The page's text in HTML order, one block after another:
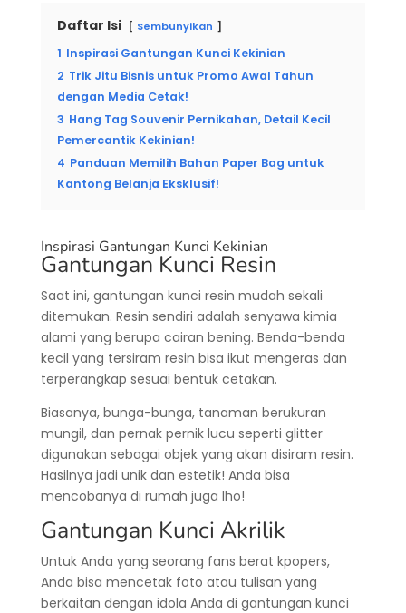
Daftar Isi Sembunyikan
1 Inspirasi Gantungan Kunci Kekinian
2 Trik Jitu Bisnis untuk Promo Awal Tahun
dengan Media Cetak!
3 Hang Tag Souvenir Pernikahan, Detail Kecil
Pemercantik Kekinian!
4 Panduan Memilih Bahan Paper Bag untuk
Kantong Belanja Eksklusif!
Inspirasi Gantungan Kunci Kekinian
Gantungan Kunci Resin
Saat ini, gantungan kunci resin mudah sekali
ditemukan. Resin sendiri adalah senyawa kimia
alami yang berupa cairan bening. Benda-benda
kecil yang tersiram resin bisa ikut mengeras dan
terperangkap sesuai bentuk cetakan.
Biasanya, bunga-bunga, tanaman berukuran
mungil, dan pernak pernik lucu seperti glitter
digunakan sebagai objek yang akan disiram resin.
Hasilnya jadi unik dan estetik! Anda bisa
mencobanya di rumah juga lho!
Gantungan Kunci Akrilik
Untuk Anda yang seorang fans berat kpopers,
Anda bisa mencetak foto atau tulisan yang
berkaitan dengan idola Anda di gantungan kunci